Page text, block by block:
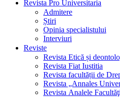
Revista Pro Universitaria
Admitere
Știri
Opinia specialistului
Interviuri
Reviste
Revista Etică și
Revista Fiat Iustitia
Revista facultății de
Revista „Annales
Revista Analele